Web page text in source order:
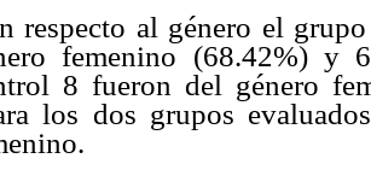
respecto al género el
femenino (68.42%) y
8 fueron del género
los dos grupos